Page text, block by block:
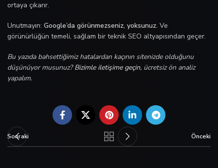
ortaya çıkarır.
Unutmayın: Google’da görünmezseniz, yoksunuz. Ve
görünürlüğün temeli, sağlam bir teknik SEO altyapısından geçer.
Bu yazıda bahsettiğimiz hatalardan kaçının sitenizde olduğunu
düşünüyor musunuz?Bizimle iletişime geçin, ücretsiz ön analiz
yapalım.
Sonraki Önceki